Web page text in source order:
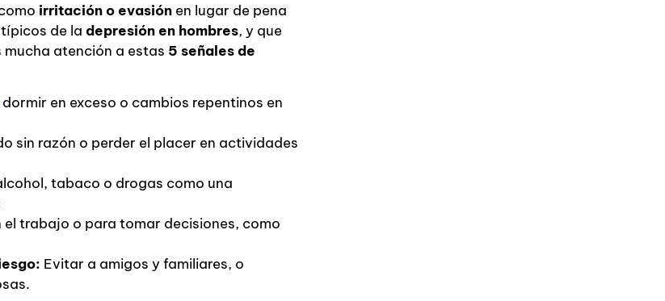
irritación o evasión en lugar de pena
de la depresión en hombres, y que
mucha atención a estas 5 señales de
dormir en exceso o cambios repentinos en
sin razón o perder el placer en actividades
tabaco o drogas como una
el trabajo o para tomar decisiones, como
Evitar a amigos y familiares, o